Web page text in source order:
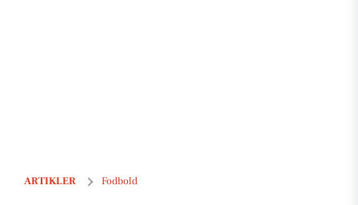
ARTIKLER Fodbold
Horsens Freja sikrer sig oprykning med sejr i Lyseng: "En næsten